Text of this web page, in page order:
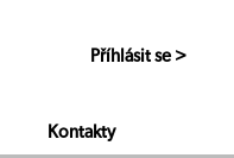
Příhlásit se >
Kontakty